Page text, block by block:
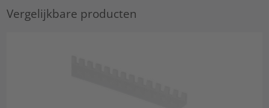
Vergelijkbare producten